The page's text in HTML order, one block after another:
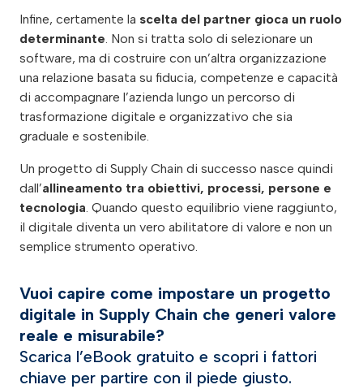
Infine, certamente la scelta del partner gioca un ruolo
determinante. Non si tratta solo di selezionare un
software, ma di costruire con un’altra organizzazione
una relazione basata su fiducia, competenze e capacità
di accompagnare l’azienda lungo un percorso di
trasformazione digitale e organizzativo che sia
graduale e sostenibile.
Un progetto di Supply Chain di successo nasce quindi
dall’allineamento tra obiettivi, processi, persone e
tecnologia. Quando questo equilibrio viene raggiunto,
il digitale diventa un vero abilitatore di valore e non un
semplice strumento operativo.
Vuoi capire come impostare un progetto
digitale in Supply Chain che generi valore
reale e misurabile?
Scarica l’eBook gratuito e scopri i fattori
chiave per partire con il piede giusto.